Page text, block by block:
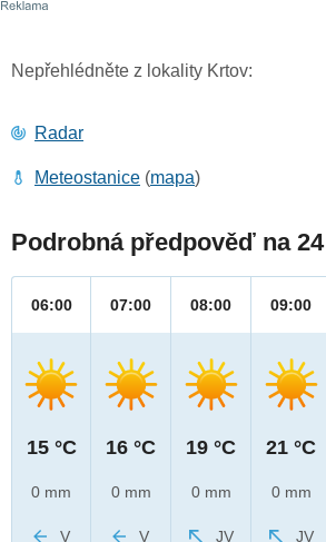
Nepřehlédněte z lokality Krtov:
Radar
Meteostanice (mapa)
Podrobná předpověď na
06:00
15 °C
0 mm
V
07:00
16 °C
0 mm
V
08:00
19 °C
0 mm
JV
09:00
21 °C
0 mm
JV